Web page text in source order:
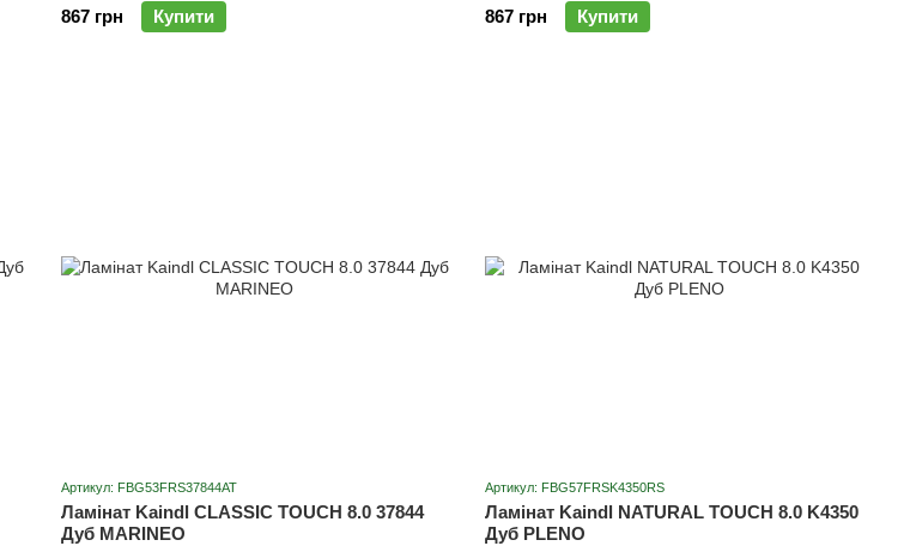
867 грн
Купити
867 грн
Купити
Артикул: FBG53FRS37844AT
Ламінат Kaindl CLASSIC TOUCH 8.0 37844
Дуб MARINEO
Артикул: FBG57FRSK4350RS
Ламінат Kaindl NATURAL TOUCH 8.0 K4350
Дуб PLENO